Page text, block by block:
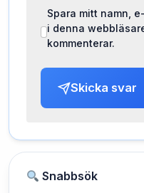
Spara mitt namn,
i denna
kommenterar.
Skicka svar
Snabbsök